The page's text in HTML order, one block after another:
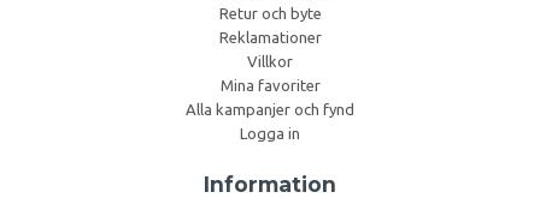
Retur och byte
Reklamationer
Villkor
Mina favoriter
Alla kampanjer och fynd
Logga in
Information